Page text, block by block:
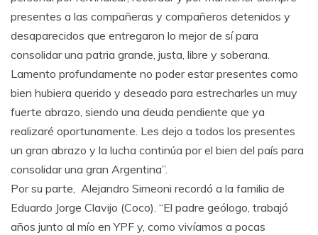
presentes a las compañeras y compañeros detenidos y
desaparecidos que entregaron lo mejor de sí para
consolidar una patria grande, justa, libre y soberana.
Lamento profundamente no poder estar presentes como
bien hubiera querido y deseado para estrecharles un muy
fuerte abrazo, siendo una deuda pendiente que ya
realizaré oportunamente. Les dejo a todos los presentes
un gran abrazo y la lucha continúa por el bien del país para
consolidar una gran Argentina”.
Por su parte, Alejandro Simeoni recordó a la familia de
Eduardo Jorge Clavijo (Coco). “El padre geólogo, trabajó
años junto al mío en YPF y, como vivíamos a pocas